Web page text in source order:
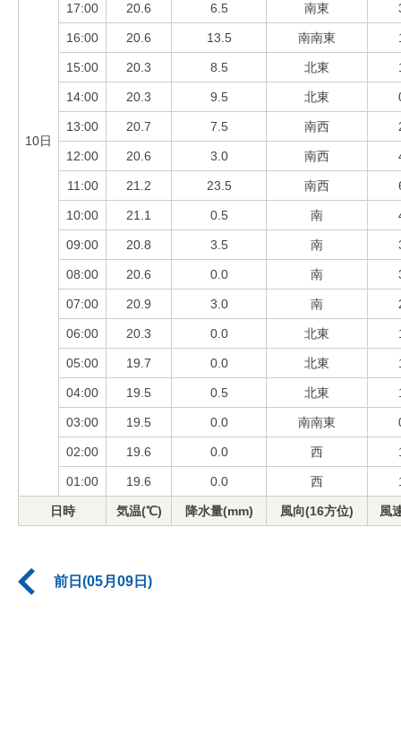
10日
17:00 20.6 6.5 南東
16:00 20.6 13.5 南南東
15:00 20.3 8.5 北東
14:00 20.3 9.5 北東
13:00 20.7 7.5 南西
12:00 20.6 3.0 南西
11:00 21.2 23.5 南西
10:00 21.1 0.5 南
09:00 20.8 3.5 南
08:00 20.6 0.0 南
07:00 20.9 3.0 南
06:00 20.3 0.0 北東
05:00 19.7 0.0 北東
04:00 19.5 0.5 北東
03:00 19.5 0.0 南南東
02:00 19.6 0.0 西
01:00 19.6 0.0 西
日時 気温(℃) 降水量(mm) 風向(16方位) 風
前日(05月09日)